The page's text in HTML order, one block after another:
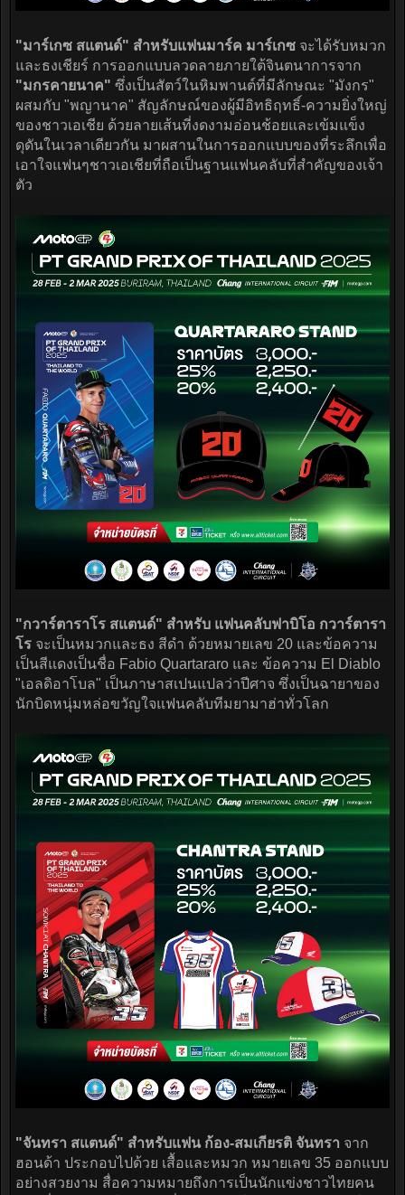
"มาร์เกซ สแตนด์" สำหรับแฟนมาร์ค มาร์เกซ จะได้รับหมวก
และธงเชียร์ การออกแบบลวดลายภายใต้จินตนาการจาก
"มกรคายนาค" ซึ่งเป็นสัตว์ในหิมพานต์ที่มีลักษณะ "มังกร"
ผสมกับ "พญานาค" สัญลักษณ์ของผู้มีอิทธิฤทธิ์-ความยิ่งใหญ่
ของชาวเอเชีย ด้วยลายเส้นที่งดงามอ่อนช้อยและเข้มแข็ง
ดุดันในเวลาเดียวกัน มาผสานในการออกแบบของที่ระลึกเพื่อ
เอาใจแฟนๆชาวเอเชียที่ถือเป็นฐานแฟนคลับที่สำคัญของเจ้า
ตัว
"กวาร์ตาราโร สแตนด์" สำหรับ แฟนคลับฟาบิโอ กวาร์ตารา
โร จะเป็นหมวกและธง สีดำ ด้วยหมายเลข 20 และข้อความ
เป็นสีแดงเป็นชื่อ Fabio Quartararo และ ข้อความ El Diablo
"เอลดิอาโบล" เป็นภาษาสเปนแปลว่าปีศาจ ซึ่งเป็นฉายาของ
นักบิดหนุ่มหล่อขวัญใจแฟนคลับทีมยามาฮ่าทั่วโลก
"จันทรา สแตนด์" สำหรับแฟน ก้อง-สมเกียรติ จันทรา จาก
ฮอนด้า ประกอบไปด้วย เสื้อและหมวก หมายเลข 35 ออกแบบ
อย่างสวยงาม สื่อความหมายถึงการเป็นนักแข่งชาวไทยคน